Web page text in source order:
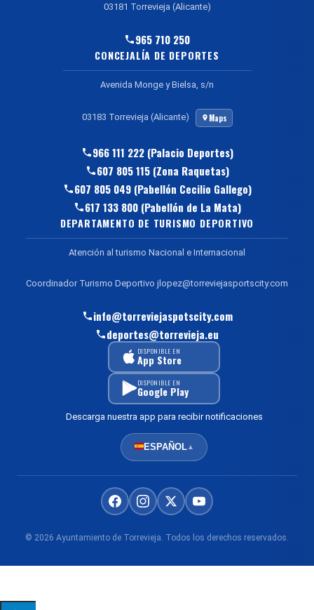
03181 Torrevieja (Alicante)
965 710 250
CONCEJALÍA DE DEPORTES
Avenida Monge y Bielsa, s/n
03183 Torrevieja (Alicante) Maps
966 111 222 (Palacio Deportes)
607 805 115 (Zona Raquetas)
607 805 049 (Pabellón Cecilio Gallego)
617 133 800 (Pabellón de La Mata)
DEPARTAMENTO DE TURISMO DEPORTIVO
Atención al turismo Nacional e Internacional
Coordinador Turismo Deportivo jlopez@torreviejasportscity.com
info@torreviejaspotscity.com
deportes@torrevieja.eu
DISPONIBLE EN
App Store
DISPONIBLE EN
Google Play
Descarga nuestra app para recibir notificaciones
ESPAÑOL▲
© 2026 Ayuntamiento de Torrevieja. Todos los derechos reservados.